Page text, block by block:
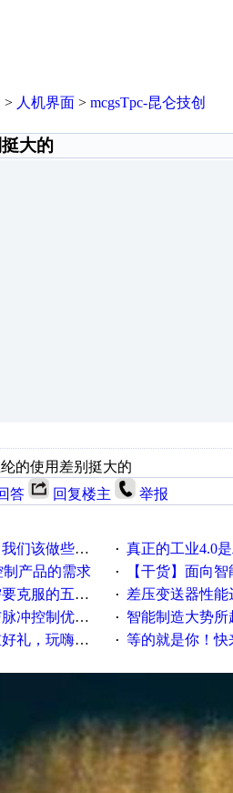
> 人机界面 > mcgsTpc-昆仑技创
大的
的使用差别挺大的
答 回复楼主 举报
该做些什么 · 真正的工业4.0
制产品的需求 · 【干货】面向
的五个障碍 · 差压变送器性能达
控制优缺点 · 智能制造大势所趋
，玩嗨夏日！ · 等的就是你！快来